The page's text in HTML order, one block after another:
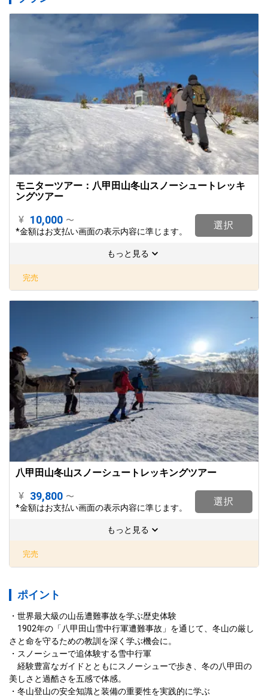
モニターツアー：八甲田山冬山スノーシュートレッキ
ングツアー
¥ 10,000 〜
*金額はお支払い画面の表示内容に準じます。
選択
もっと見る
完売
八甲田山冬山スノーシュートレッキングツアー
¥ 39,800 〜
*金額はお支払い画面の表示内容に準じます。
選択
もっと見る
完売
ポイント
世界最大級の山岳遭難事故を学ぶ歴史体験
1902年の「八甲田山雪中行軍遭難事故」を通じて、冬山の厳し
さと命を守るための教訓を深く学ぶ機会に。
スノーシューで追体験する雪中行軍
経験豊富なガイドとともにスノーシューで歩き、冬の八甲田の
美しさと過酷さを五感で体感。
冬山登山の安全知識と装備の重要性を実践的に学ぶ